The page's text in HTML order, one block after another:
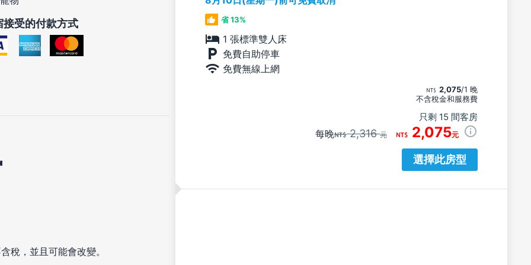
省 13%
1 張標準雙人床
免費自助停車
免費無線上網
2,075/1 晚
不含稅金和服務費
只剩 15 間客房
每晚 2,316元 2,075元
選擇此房型
接受的付款方式
稅，並且可能會改變。